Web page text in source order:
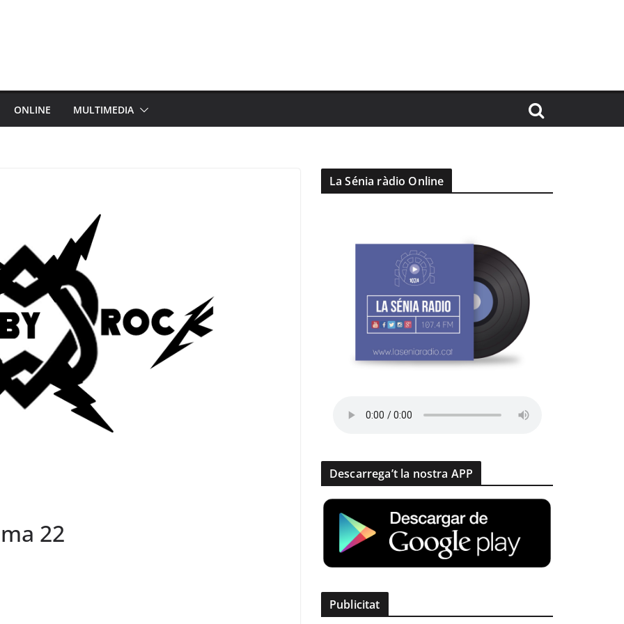
ONLINE MULTIMEDIA
22
La Sénia ràdio Online
Descarrega’t la nostra APP
Publicitat